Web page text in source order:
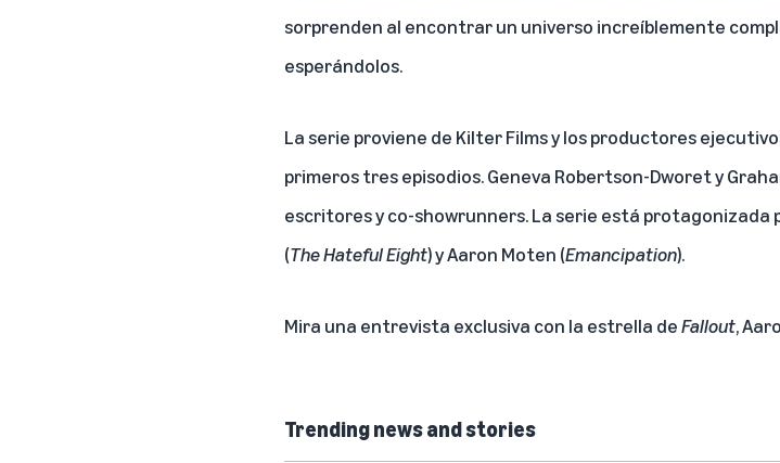
sorprenden al encontrar un universo increíblemente
esperándolos.
La serie proviene de Kilter Films y los productores
primeros tres episodios. Geneva Robertson-Dworet y
escritores y co-showrunners. La serie está protagonizada
(The Hateful Eight) y Aaron Moten (Emancipation).
Mira una entrevista exclusiva con la estrella deFallout,
Trending news and stories